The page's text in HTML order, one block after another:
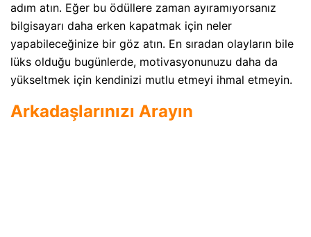
adım atın. Eğer bu ödüllere zaman ayıramıyorsanız
bilgisayarı daha erken kapatmak için neler
yapabileceğinize bir göz atın. En sıradan olayların bile
lüks olduğu bugünlerde, motivasyonunuzu daha da
yükseltmek için kendinizi mutlu etmeyi ihmal etmeyin.
Arkadaşlarınızı Arayın